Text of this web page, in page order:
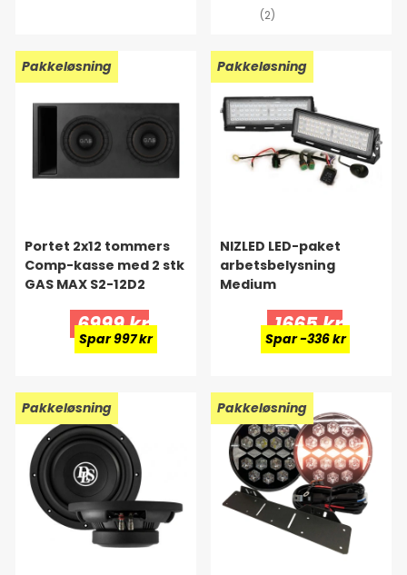
(2)
Pakkeløsning
Portet 2x12 tommers
Comp-kasse med 2 stk
GAS MAX S2-12D2
6999 kr
Spar 997 kr
Pakkeløsning
NIZLED LED-paket
arbetsbelysning
Medium
1665 kr
Spar -336 kr
Pakkeløsning Pakkeløsning